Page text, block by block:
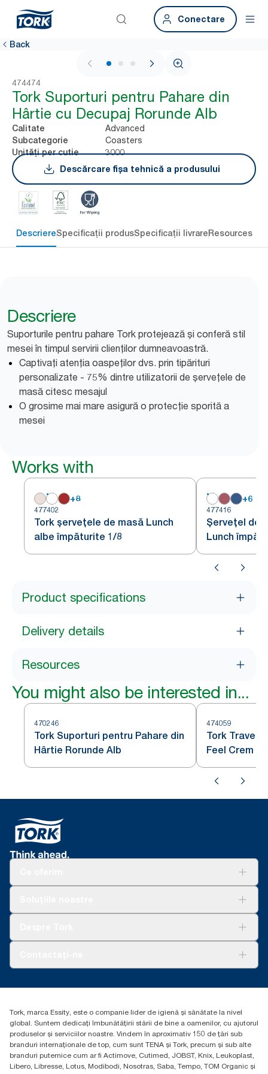
Conectare
Back
1 / 3
474474
Tork Suporturi pentru Pahare din
Hârtie cu Decupaj Rorunde Alb
Calitate Advanced
Subcategorie Coasters
Unități per cutie
3000
Descărcare fișa tehnică a produsului
DescriereSpecificații produsSpecificații livrareResources
Descriere
Suporturile pentru pahare Tork protejează și conferă stil
mesei în timpul servirii clienților dumneavoastră.
Captivați atenția oaspeților dvs. prin tipărituri
personalizate - 75% dintre utilizatorii de șervețele de
masă citesc mesajul
O grosime mai mare asigură o protecție sporită a
mesei
Works with
+8
477402
Tork șervețele de masă Lunch
albe împăturite 1/8
+6
477416
Șervețel de
Lunch
Product specifications
Delivery details
Resources
You might also be interested in...
470246
Tork Suporturi pentru Pahare din
Hârtie Rorunde Alb
474059
Tork
Feel Crem
Essity Hungary Kft. Professional Hygiene
Budakeszi út 51.
Tork, marca Essity, este o companie lider de igienă și sănătate la nivel
global. Suntem dedicați îmbunătățirii stării de bine a oamenilor, cu ajutorul
produselor și serviciilor noastre. Vindem în aproximativ 150 de țări sub
branduri internaționale de top, cum sunt TENA și Tork, precum și sub alte
branduri puternice cum ar fi Actimove, Cutimed, JOBST, Knix, Leukoplast,
Libero, Libresse, Lotus, Modibodi, Nosotras, Saba, Tempo, TOM Organic și